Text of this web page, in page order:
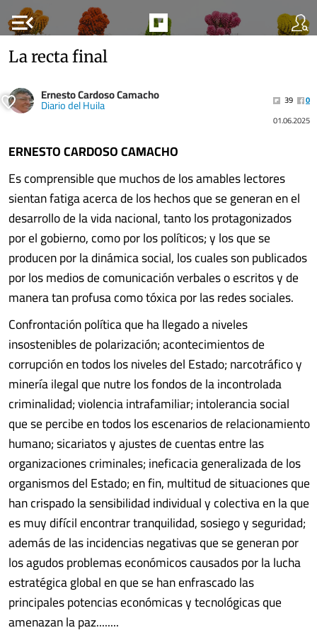
menu_open
La recta final
Ernesto Cardoso Camacho
Diario del Huila 39
0
01.06.2025
ERNESTO CARDOSO CAMACHO
Es comprensible que muchos de los amables lectores
sientan fatiga acerca de los hechos que se generan en el
desarrollo de la vida nacional, tanto los protagonizados
por el gobierno, como por los políticos; y los que se
producen por la dinámica social, los cuales son publicados
por los medios de comunicación verbales o escritos y de
manera tan profusa como tóxica por las redes sociales.
Confrontación política que ha llegado a niveles
insostenibles de polarización; acontecimientos de
corrupción en todos los niveles del Estado; narcotráfico y
minería ilegal que nutre los fondos de la incontrolada
criminalidad; violencia intrafamiliar; intolerancia social
que se percibe en todos los escenarios de relacionamiento
humano; sicariatos y ajustes de cuentas entre las
organizaciones criminales; ineficacia generalizada de los
organismos del Estado; en fin, multitud de situaciones que
han crispado la sensibilidad individual y colectiva en la que
es muy difícil encontrar tranquilidad, sosiego y seguridad;
además de las incidencias negativas que se generan por
los agudos problemas económicos causados por la lucha
estratégica global en que se han enfrascado las
principales potencias económicas y tecnológicas que
amenazan la paz........